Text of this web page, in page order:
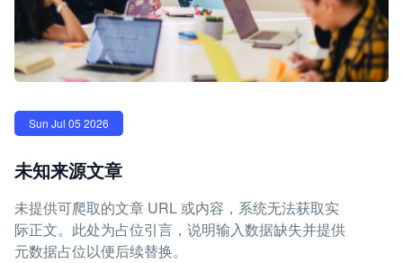
Sun Jul 05 2026
未知来源文章
未提供可爬取的文章 URL 或内容，系统无法获取实
际正文。此处为占位引言，说明输入数据缺失并提供
元数据占位以便后续替换。